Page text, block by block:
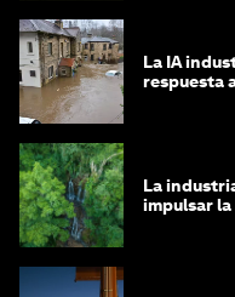
La IA
respuesta
La
impulsar